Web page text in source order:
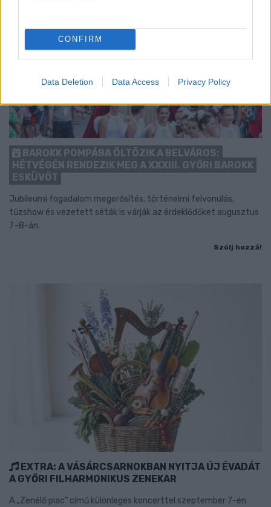
CONFIRM
Data Deletion Data Access Privacy Policy
BAROKK POMPÁBA ÖLTÖZIK A BELVÁROS:
HÉTVÉGÉN RENDEZIK MEG A XXXIII. GYŐRI BAROKK
ESKÜVŐT
Jubileumi fogadalom megerősítés, történelmi felvonulás,
tűzshow és vezetett séták is várják az érdeklődőket augusztus
7–8-án.
Szólj hozzá!
EXTRA: A VÁSÁRCSARNOKBAN NYITJA ÚJ ÉVADÁT
A GYŐRI FILHARMONIKUS ZENEKAR
A „Zenélő piac” című különleges koncerttel szeptember 7-én